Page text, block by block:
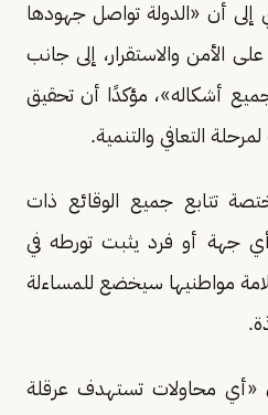
إلى أن «الدولة تواصل جهودها
الأمن والاستقرار، إلى جانب
أشكاله»، مؤكدًا أن تحقيق
التعافي والتنمية.
تتابع جميع الوقائع ذات
جهة أو فرد يثبت تورطه في
مواطنيها سيخضع للمساءلة
«أي محاولات تستهدف عرقلة